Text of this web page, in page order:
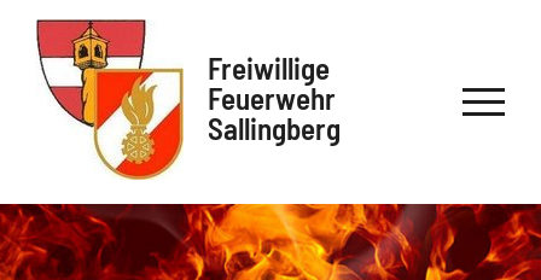
Freiwillige
Feuerwehr
Sallingberg